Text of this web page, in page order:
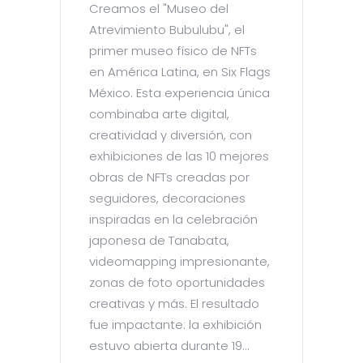
Creamos el "Museo del
Atrevimiento Bubulubu", el
primer museo físico de NFTs
en América Latina, en Six Flags
México. Esta experiencia única
combinaba arte digital,
creatividad y diversión, con
exhibiciones de las 10 mejores
obras de NFTs creadas por
seguidores, decoraciones
inspiradas en la celebración
japonesa de Tanabata,
videomapping impresionante,
zonas de foto oportunidades
creativas y más. El resultado
fue impactante: la exhibición
estuvo abierta durante 19...